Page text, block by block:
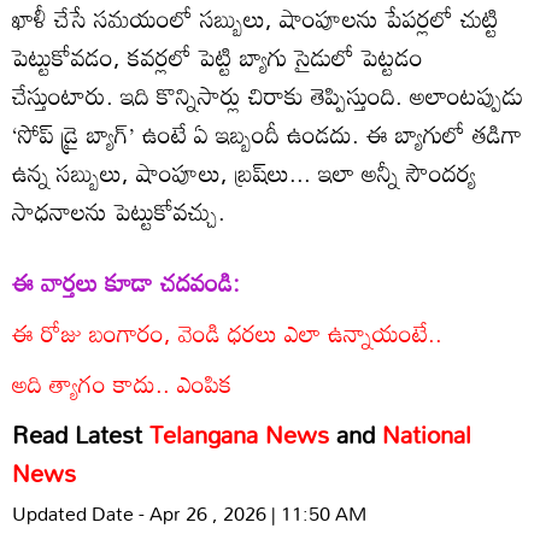
ఖాళీ చేసే సమయంలో సబ్బులు, షాంపూలను పేపర్లలో చుట్టి
పెట్టుకోవడం, కవర్లలో పెట్టి బ్యాగు సైడులో పెట్టడం
చేస్తుంటారు. ఇది కొన్నిసార్లు చిరాకు తెప్పిస్తుంది. అలాంటప్పుడు
‘సోప్‌ డ్రై బ్యాగ్‌’ ఉంటే ఏ ఇబ్బందీ ఉండదు. ఈ బ్యాగులో తడిగా
ఉన్న సబ్బులు, షాంపూలు, బ్రష్‌లు... ఇలా అన్నీ సౌందర్య
సాధనాలను పెట్టుకోవచ్చు.
ఈ వార్తలు కూడా చదవండి:
ఈ రోజు బంగారం, వెండి ధరలు ఎలా ఉన్నాయంటే..
అది త్యాగం కాదు.. ఎంపిక
Read LatestTelangana NewsandNational
News
Updated Date - Apr 26 , 2026 | 11:50 AM